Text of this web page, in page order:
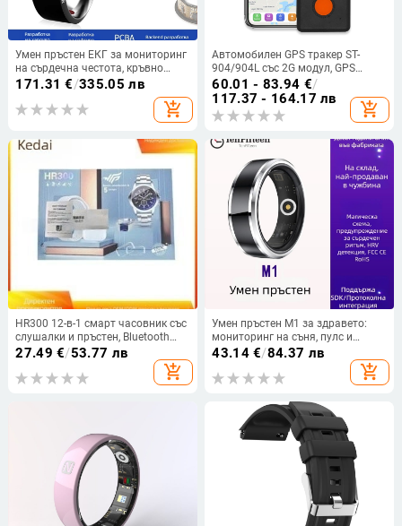
Умен пръстен ЕКГ за мониторинг
на сърдечна честота, кръвно
налягане и пулс
171.31 €/335.05 лв
add_shopping_cart
Автомобилен GPS тракер ST-
904/904L със 2G модул, GPS
точност <10 m, IPX5
водоустойчив, полимерна
батерия, захранване чрез Type-C
60.01 - 83.94 €/
117.37 - 164.17 лв
add_shopping_cart
HR300 12-в-1 смарт часовник със
слушалки и пръстен, Bluetooth
разговори, мониторинг на
сърдечната честота и здравето
27.49 €/53.77 лв
add_shopping_cart
Умен пръстен M1 за здравето:
мониторинг на съня, пулс и
кислород в кръвта, водоустойчив
до 5 ATM, мултифункционален
43.14€/84.37 лв
add_shopping_cart